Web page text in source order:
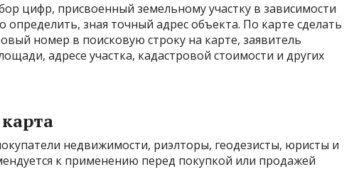
цифр, присвоенный земельному участку в зависимости
определить, зная точный адрес объекта. По карте сделать
номер в поисковую строку на карте, заявитель
адресе участка, кадастровой стоимости и других
недвижимости, риэлторы, геодезисты, юристы и
к применению перед покупкой или продажей